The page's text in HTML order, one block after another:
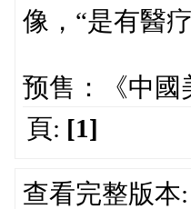
像，“是有醫
预售：《中國
頁: [1]
查看完整版本: